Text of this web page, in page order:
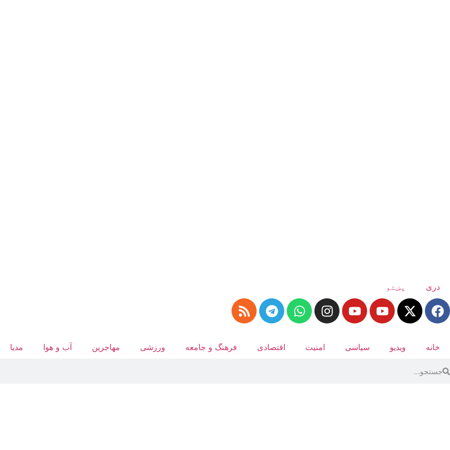
دری پښتو
خانه ویدیو سیاسی امنیت اقتصادی فرهنگ و جامعه ورزشی مهاجرین آب‌ و هوا مدیا